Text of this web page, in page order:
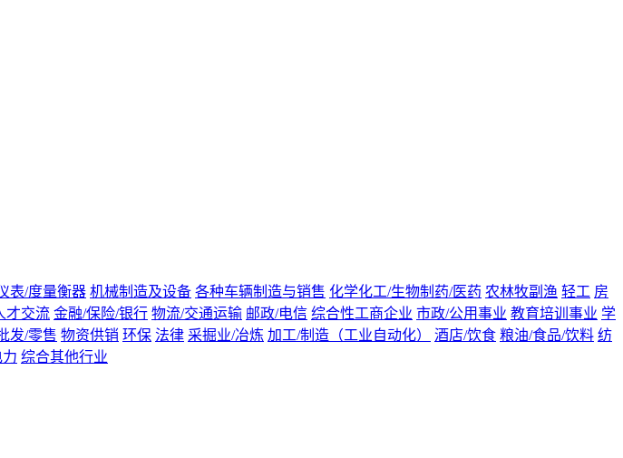
表/度量衡器 机械制造及设备 各种车辆制造与销售 化学化工/生物制药/医药 农林牧副渔 轻工 房
才交流 金融/保险/银行 物流/交通运输 邮政/电信 综合性工商企业 市政/公用事业 教育培训事业 学
发/零售 物资供销 环保 法律 采掘业/冶炼 加工/制造（工业自动化） 酒店/饮食 粮油/食品/饮料 纺
综合其他行业